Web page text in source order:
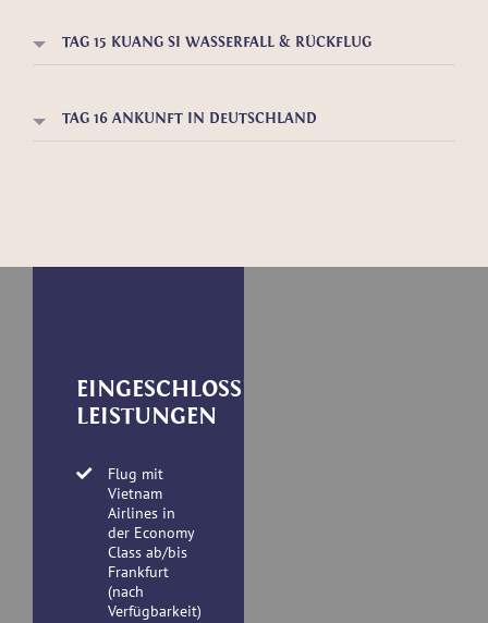
TAG 15 KUANG SI WASSERFALL & RÜCKFLUG
TAG 16 ANKUNFT IN DEUTSCHLAND
EINGESCHLOSSENE
LEISTUNGEN
Flug mit
Vietnam
Airlines in
der Economy
Class ab/bis
Frankfurt
(nach
Verfügbarkeit)